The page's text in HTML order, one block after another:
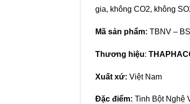
gia, không CO2, không
Mã sản phẩm: TBNV –
Thương hiệu:
Xuất xứ: Việt Nam
Đặc điểm: Tinh Bột Nghệ